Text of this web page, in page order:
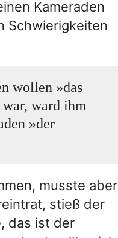
Kameraden
Schwierigkeiten
wollen »das
ward ihm
»der
musste aber
stieß der
das ist der